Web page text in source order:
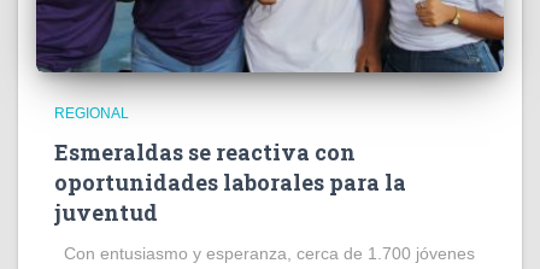
REGIONAL
Esmeraldas se reactiva con
oportunidades laborales para la
juventud
Con entusiasmo y esperanza, cerca de 1.700 jóvenes